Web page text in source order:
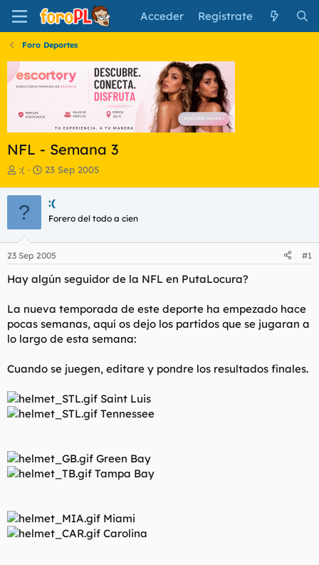
Acceder Regístrate
Foro Deportes
NFL - Semana 3
I
i
c
a
d
o
d
l
t
e
:(
F
h
a
e
i
i
i
o
23 Sep 2005
? :(
Forero del todo a cien
23 Sep 2005 #1
Hay algún seguidor de la NFL en PutaLocura?
La nueva temporada de este deporte ha empezado hace
pocas semanas, aquí os dejo los partidos que se jugaran a
lo largo de esta semana:
Cuando se juegen, editare y pondre los resultados finales.
Saint Luis
Tennessee
Green Bay
Tampa Bay
Miami
Carolina